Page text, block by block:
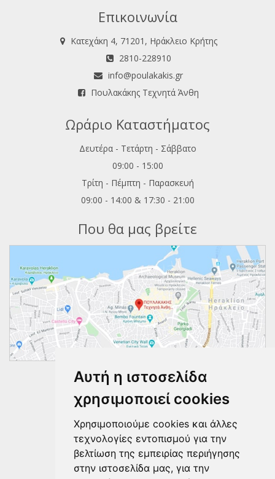
Αυτή η ιστοσελίδα
χρησιμοποιεί cookies
Χρησιμοποιούμε cookies και άλλες
τεχνολογίες εντοπισμού για την
βελτίωση της εμπειρίας περιήγησης
στην ιστοσελίδα μας, για την
Επικοινωνία
Κατεχάκη 4, 71201, Ηράκλειο Κρήτης
2810-228910
info@poulakakis.gr
Πουλακάκης Τεχνητά Άνθη
Ωράριο Καταστήματος
Δευτέρα - Τετάρτη - Σάββατο
09:00 - 15:00
Τρίτη - Πέμπτη - Παρασκευή
09:00 - 14:00 & 17:30 - 21:00
Που θα μας βρείτε
Ακολουθήστε μας